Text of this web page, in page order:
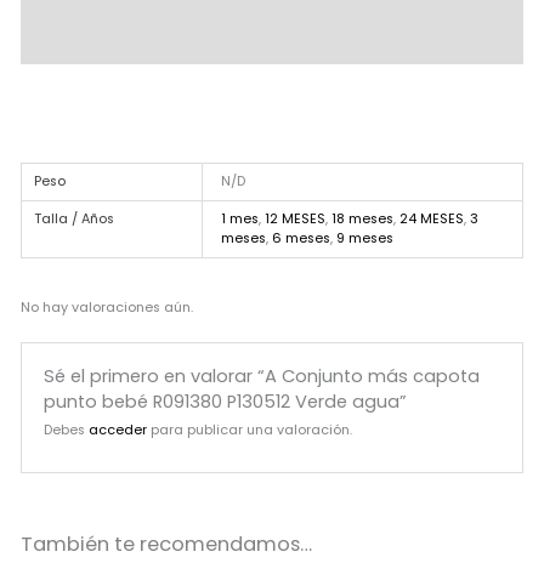
Peso N/D
Talla / Años 1 mes, 12 MESES, 18 meses, 24 MESES, 3
meses, 6 meses, 9 meses
No hay valoraciones aún.
Sé el primero en valorar “A Conjunto más capota
punto bebé R091380 P130512 Verde agua”
Debes acceder para publicar una valoración.
También te recomendamos…